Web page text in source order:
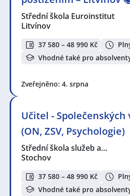
Střední škola Euroinstitut
Litvínov
37 580 – 48 990 Kč
Vhodné také pro
Zveřejněno: 4. srpna
Učitel - Společenských
(ON, ZSV, Psychologie)
Střední škola služeb a…
Stochov
37 580 – 48 990 Kč
Vhodné také pro